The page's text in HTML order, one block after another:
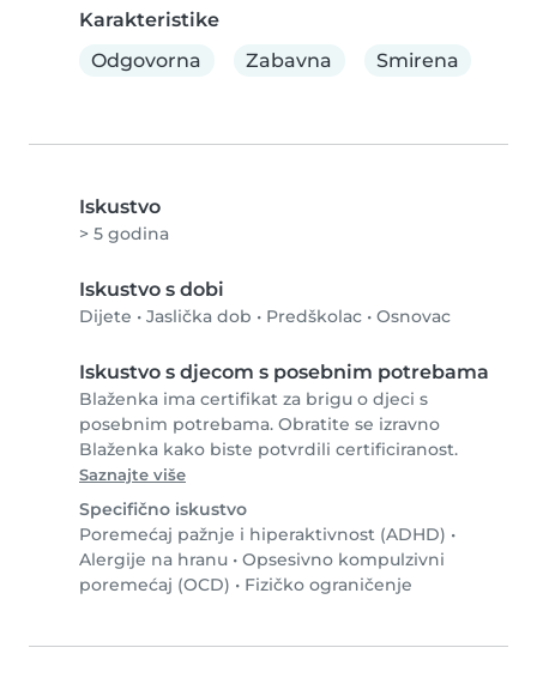
Karakteristike
Odgovorna
Zabavna Smirena
Iskustvo
> 5 godina
Iskustvo s dobi
Dijete • Jaslička dob • Predškolac • Osnovac
Iskustvo s djecom s posebnim potrebama
Blaženka ima certifikat za brigu o djeci s
posebnim potrebama. Obratite se izravno
Blaženka kako biste potvrdili certificiranost.
Saznajte više
Specifično iskustvo
Poremećaj pažnje i hiperaktivnost (ADHD) •
Alergije na hranu • Opsesivno kompulzivni
poremećaj (OCD) • Fizičko ograničenje